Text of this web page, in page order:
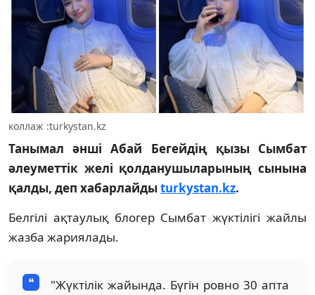
коллаж :turkystan.kz
Танымал әнші Абай Бегейдің қызы Сымбат
әлеуметтік желі қолданушыларының сынына
қалды, деп хабарлайдыturkystan.kz.
Белгілі ақтаулық блогер Сымбат жүктілігі жайлы
жазба жариялады.
"Жүктілік жайында. Бүгін ровно 30 апта